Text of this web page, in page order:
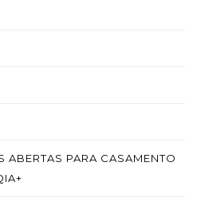
ABERTAS PARA CASAMENTO